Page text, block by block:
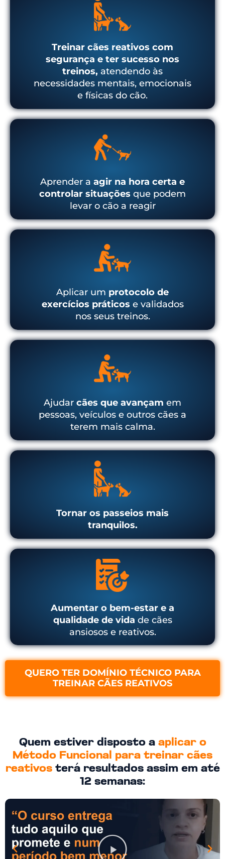
Treinar cães reativos com
segurança e ter sucesso nos
treinos, atendendo às
necessidades mentais, emocionais
e físicas do cão.
Aprender a agir na hora certa e
controlar situações que podem
levar o cão a reagir
Aplicar um protocolo de
exercícios práticos e validados
nos seus treinos.
Ajudar cães que avançam em
pessoas, veículos e outros cães a
terem mais calma.
Tornar os passeios mais
tranquilos.
Aumentar o bem-estar e a
qualidade de vida de cães
ansiosos e reativos.
QUERO TER DOMÍNIO TÉCNICO PARA
TREINAR CÃES REATIVOS
Quem estiver disposto a aplicar o
Método Funcional para treinar cães
reativos terá resultados assim em até
12 semanas: